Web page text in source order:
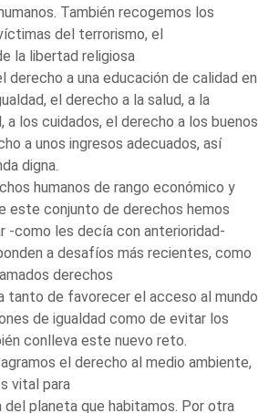
También recogemos los
del terrorismo, el
la libertad religiosa
derecho a una educación de calidad en
el derecho a la salud, a la
a los cuidados, el derecho a los buenos
a unos ingresos adecuados, así
digna.
humanos de rango económico y
este conjunto de derechos hemos
-como les decía con anterioridad-
a desafíos más recientes, como
derechos
tanto de favorecer el acceso al mundo
de igualdad como de evitar los
conlleva este nuevo reto.
el derecho al medio ambiente,
vital para
del planeta que habitamos. Por otra